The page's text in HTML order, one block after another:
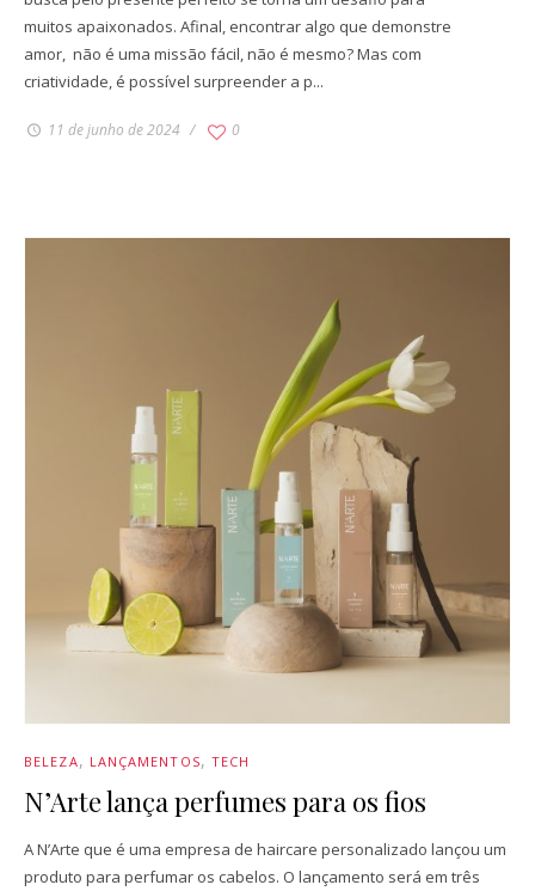
muitos apaixonados. Afinal, encontrar algo que demonstre
amor, não é uma missão fácil, não é mesmo? Mas com
criatividade, é possível surpreender a p...
11 de junho de 2024 0
BELEZA LANÇAMENTOS TECH
N’Arte lança perfumes para os fios
A N’Arte que é uma empresa de haircare personalizado lançou um
produto para perfumar os cabelos. O lançamento será em três